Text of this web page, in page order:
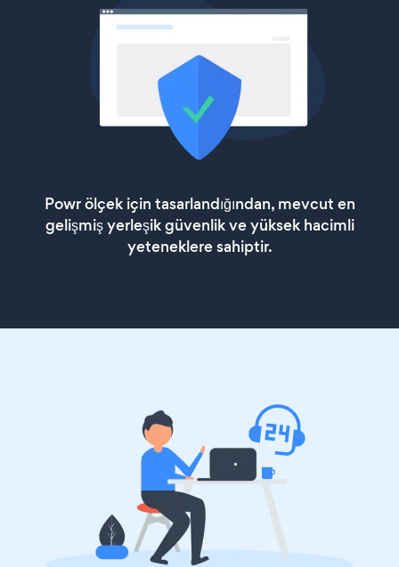
Powr ölçek için tasarlandığından, mevcut en
gelişmiş yerleşik güvenlik ve yüksek hacimli
yeteneklere sahiptir.